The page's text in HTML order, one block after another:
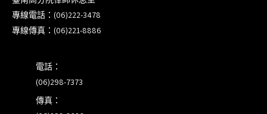
徵詢有意願擔任程序監理人之會員(115/8/14截止)
專線電話：(06)222-3478
專線傳真：(06)221-8886
電話：
(06)298-7373
傳真：